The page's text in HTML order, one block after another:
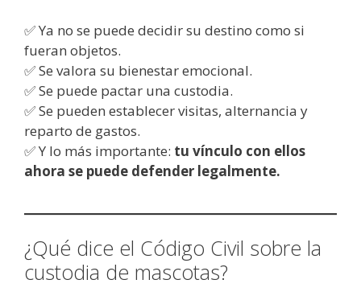
✅ Ya no se puede decidir su destino como si
fueran objetos.
✅ Se valora su bienestar emocional.
✅ Se puede pactar una custodia.
✅ Se pueden establecer visitas, alternancia y
reparto de gastos.
✅ Y lo más importante: tu vínculo con ellos
ahora se puede defender legalmente.
¿Qué dice el Código Civil sobre la
custodia de mascotas?